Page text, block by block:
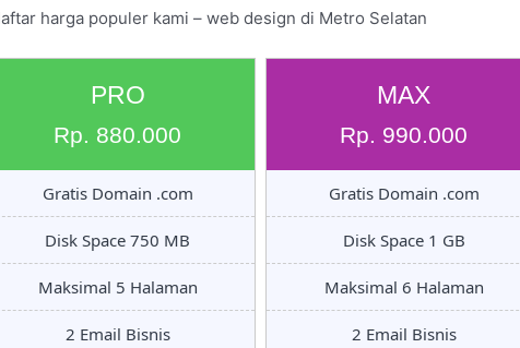
harga populer kami – web design di Metro Selatan
PRO
Rp. 880.000
Gratis Domain .com
Disk Space 750 MB
Maksimal 5 Halaman
2 Email Bisnis
MAX
Rp. 990.000
Gratis Domain .com
Disk Space 1 GB
Maksimal 6 Halaman
2 Email Bisnis